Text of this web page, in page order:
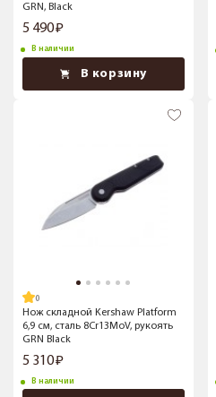
GRN, Black
5 490
В наличии
В корзину
Нож складной Kershaw Platform
6,9 см, сталь 8Cr13MoV, рукоять
GRN Black
5 310
В наличии